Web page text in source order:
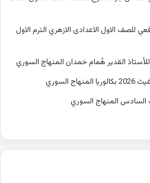
للصف الاول الاعدادى الازهري الترم الاول
المنهاج السوري